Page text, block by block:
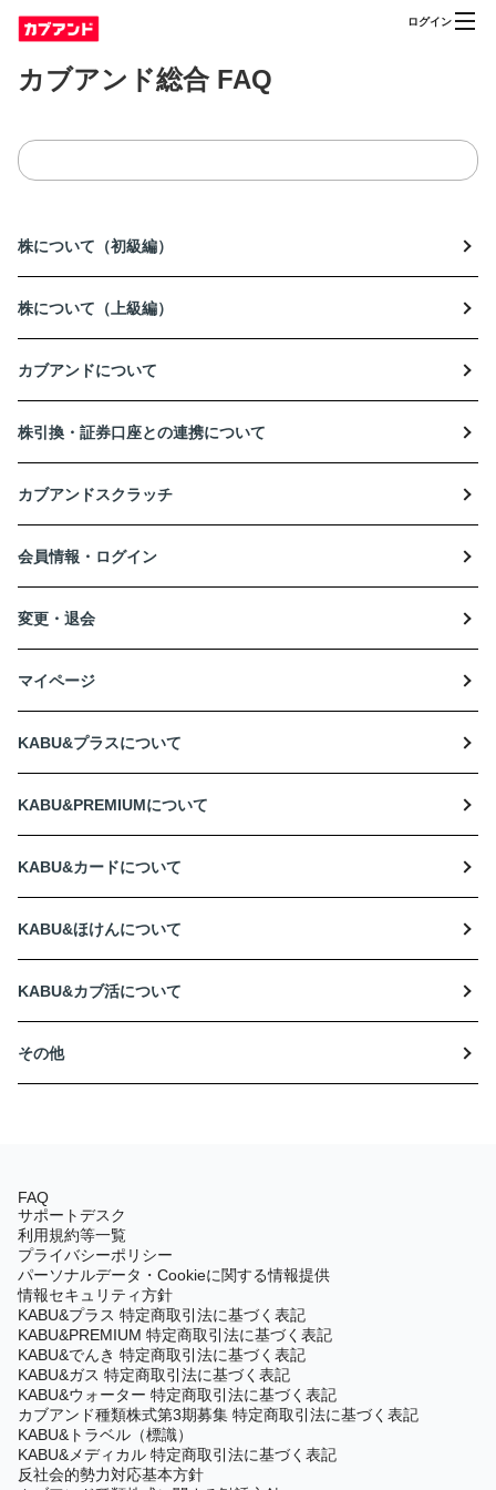
ログイン
カブアンド総合 FAQ
株について（初級編）
株について（上級編）
カブアンドについて
株引換・証券口座との連携について
カブアンドスクラッチ
会員情報・ログイン
変更・退会
マイページ
KABU&プラスについて
KABU&PREMIUMについて
KABU&カードについて
KABU&ほけんについて
KABU&カブ活について
その他
FAQ
サポートデスク
利用規約等一覧
プライバシーポリシー
パーソナルデータ・Cookieに関する情報提供
情報セキュリティ方針
KABU&プラス 特定商取引法に基づく表記
KABU&PREMIUM 特定商取引法に基づく表記
KABU&でんき 特定商取引法に基づく表記
KABU&ガス 特定商取引法に基づく表記
KABU&ウォーター 特定商取引法に基づく表記
カブアンド種類株式第3期募集 特定商取引法に基づく表記
KABU&トラベル（標識）
KABU&メディカル 特定商取引法に基づく表記
反社会的勢力対応基本方針